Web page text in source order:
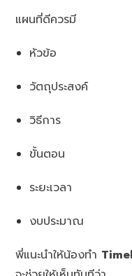
แผนที่ดีควรมี
หัวข้อ
วัตถุประสงค์
วิธีการ
ขั้นตอน
ระยะเวลา
งบประมาณ
พี่แนะนำให้น้องทำ